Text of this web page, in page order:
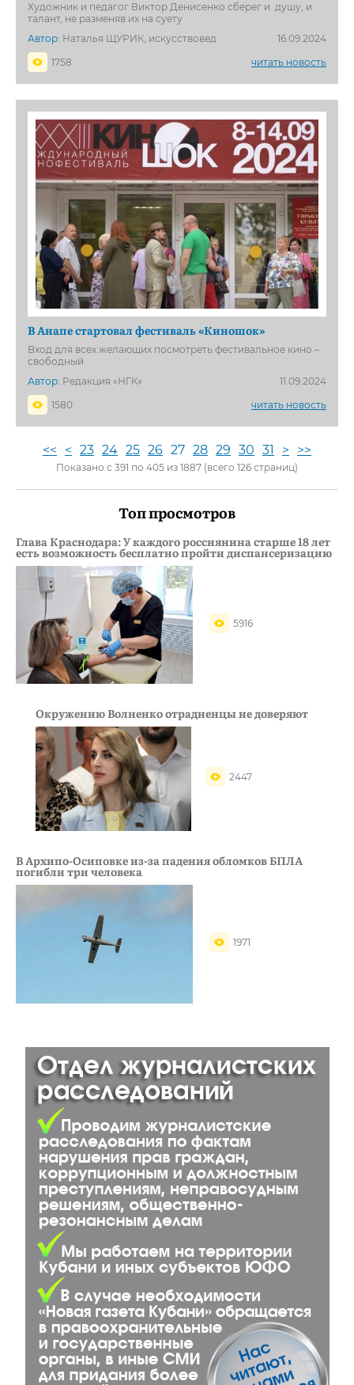
Художник и педагог Виктор Денисенко сберег и душу, и
талант, не разменяв их на суету
Автор: Наталья ЩУРИК, искусствовед
16.09.2024
1758
читать новость
В Анапе стартовал фестиваль «Киношок»
Вход для всех желающих посмотреть фестивальное кино –
свободный
Автор: Редакция «НГК»
11.09.2024
1580
читать новость
<< < 23 24 25 26 27 28 29 30 31 > >>
Показано с 391 по 405 из 1887 (всего 126 страниц)
Топ просмотров
Глава Краснодара: У каждого россиянина старше 18 лет
есть возможность бесплатно пройти диспансеризацию
5916
Окружению Волненко отрадненцы не доверяют
2447
В Архипо-Осиповке из-за падения обломков БПЛА
погибли три человека
1971